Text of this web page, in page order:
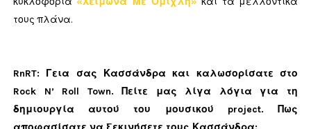
τους πλάνα.
RnRT: Γεια σας Κασσάνδρα και καλωσορίσατε στο
Rock N’ Roll Town. Πείτε μας λίγα λόγια για τη
δημιουργία αυτού του μουσικού project. Πως